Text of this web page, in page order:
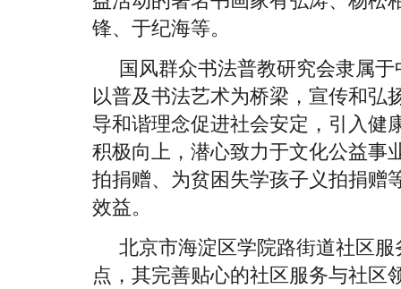
锋、于纪海等。
国风群众书法普教研究会隶属
以普及书法艺术为桥梁，宣传和弘
导和谐理念促进社会安定，引入健
积极向上，潜心致力于文化公益事
拍捐赠、为贫困失学孩子义拍捐赠
效益。
北京市海淀区学院路街道社区
点，其完善贴心的社区服务与社区